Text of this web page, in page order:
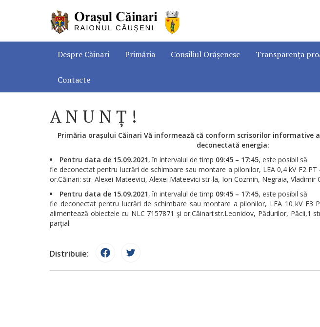
Despre Căinari Primăria Consiliul Orășenesc Transparența
Contacte
A N U N Ț !
Primăria orașului Căinari Vă informează că conform scrisorilor informative
deconectată energia:
Pentru data de 15.09.2021, în intervalul de timp 09:45 – 17:45, este posibil să
fie deconectat pentru lucrări de schimbare sau montare a pilonilor, LEA 0,4 kV F2
or.Căinari: str. Alexei Mateevici, Alexei Mateevici str-la, Ion Cozmin, Negraia, Vladimir
Pentru data de 15.09.2021, în intervalul de timp 09:45 – 17:45, este posibil să
fie deconectat pentru lucrări de schimbare sau montare a pilonilor, LEA 10 kV F3
alimentează obiectele cu NLC 7157871 şi or.Căinari:str.Leonidov, Pădurilor, Păcii,1
parţial.
Distribuie: